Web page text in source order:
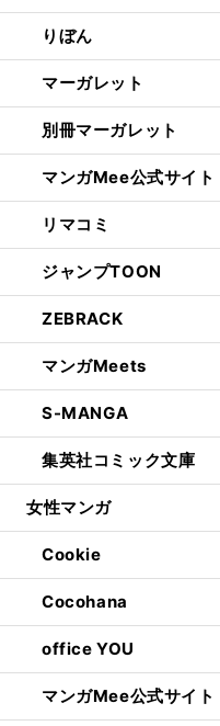
りぼん
マーガレット
別冊マーガレット
マンガMee公式サイト
リマコミ
ジャンプTOON
ZEBRACK
マンガMeets
S-MANGA
集英社コミック文庫
女性マンガ
Cookie
Cocohana
office YOU
マンガMee公式サイト